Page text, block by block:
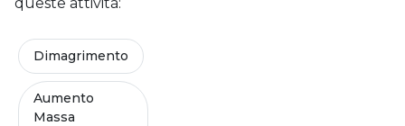
Dimagrimento
Aumento
Massa